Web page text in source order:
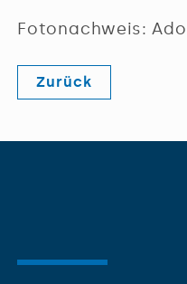
Fotonachweis:
Zurück